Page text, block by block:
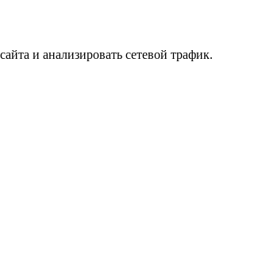
и анализировать сетевой трафик.